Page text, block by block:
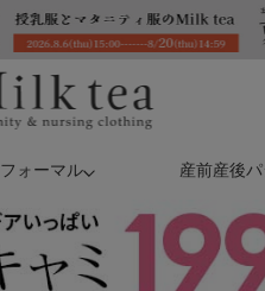
フォーマル 産前産後